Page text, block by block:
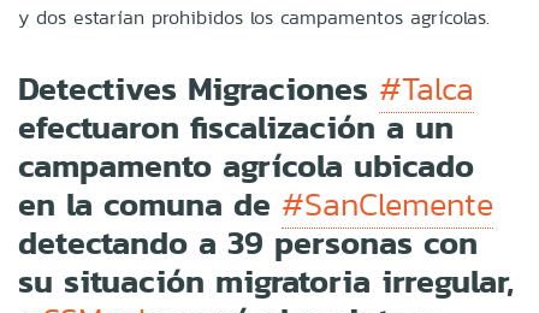
y dos estarían prohibidos los campamentos agrícolas.
Detectives Migraciones #Talca
efectuaron fiscalización a un
campamento agrícola ubicado
en la comuna de #SanClemente
detectando a 39 personas con
su situación migratoria irregular,